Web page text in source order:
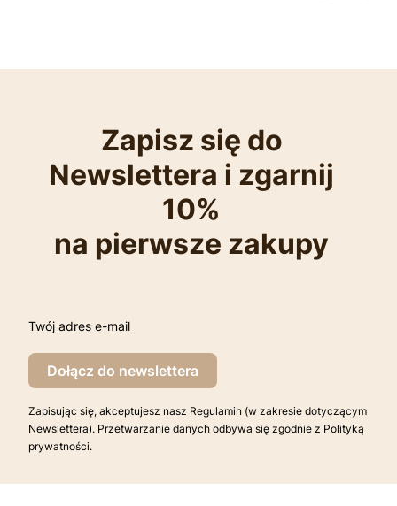
Zapisz się do
Newslettera i zgarnij
10%
na pierwsze zakupy
Twój adres e-mail
Dołącz do newslettera
Zapisując się, akceptujesz nasz Regulamin (w zakresie dotyczącym
Newslettera). Przetwarzanie danych odbywa się zgodnie z Polityką
prywatności.